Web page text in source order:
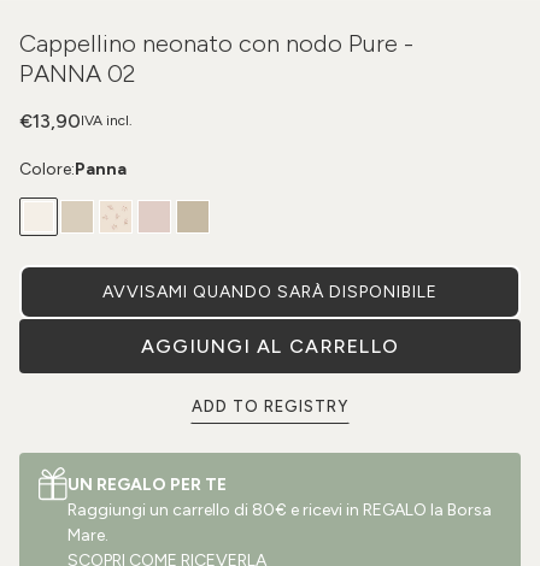
Cappellino neonato con nodo Pure -
PANNA 02
IVA incl.
€13,90
Colore:Panna
AVVISAMI QUANDO SARÀ DISPONIBILE
AGGIUNGI AL CARRELLO
ADD TO REGISTRY
UN REGALO PER TE
Raggiungi un carrello di 80€ e ricevi in REGALO la Borsa
Mare.
SCOPRI COME RICEVERLA